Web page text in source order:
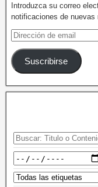
Introduzca su correo
notificaciones de nuevas
Suscribirse